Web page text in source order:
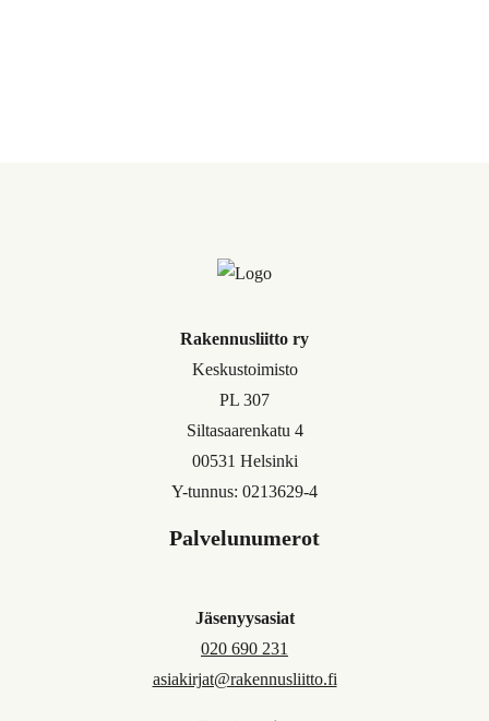
Rakennusliitto ry
Keskustoimisto
PL 307
Siltasaarenkatu 4
00531 Helsinki
Y-tunnus: 0213629-4
Palvelunumerot
Jäsenyysasiat
020 690 231
asiakirjat@rakennusliitto.fi